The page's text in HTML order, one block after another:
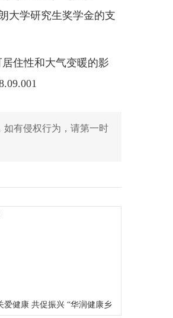
大学研究生奖学金的支
居住性和大气变暖的影
有侵权行为，请第一时
爱健康 共促振兴 “华润健康乡